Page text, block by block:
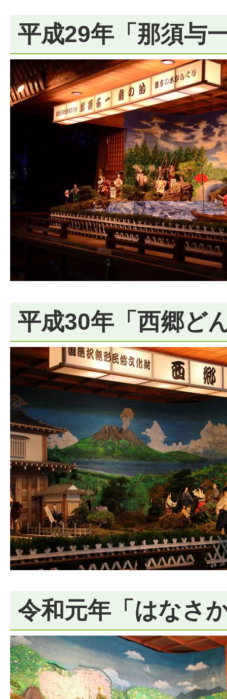
平成29年「那須与
平成30年「西郷ど
令和元年「はなさ